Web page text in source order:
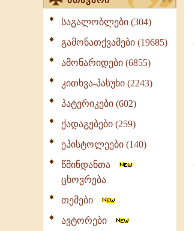
საგალობლები (304)
გამონათქვამები (19685)
ამონარიდები (6855)
კითხვა-პასუხი (2243)
პატერიკები (602)
ქადაგებები (259)
ეპისტოლეები (140)
წმინდანთა
ცხოვრება
თემები
ავტორები